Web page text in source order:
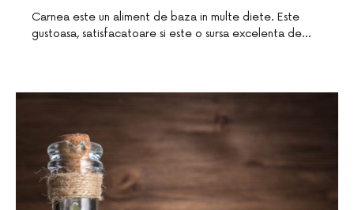
Carnea este un aliment de baza in multe diete. Este
gustoasa, satisfacatoare si este o sursa excelenta de…